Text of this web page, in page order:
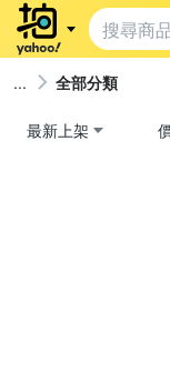
全部分類
最新上架